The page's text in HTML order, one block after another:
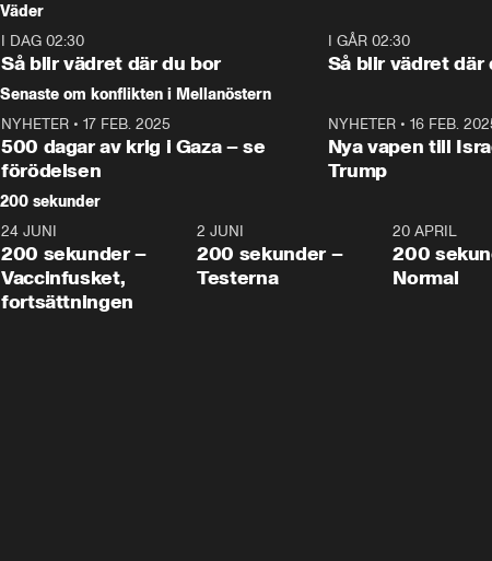
tonårsutvisningarna och hur
Moderaterna ska locka
väljare till valet i höst.
Väder
I DAG 02:30
Så blir vädret där du bor
I GÅR 02:30
Så blir vädret där
Senaste om konflikten i Mellanöstern
NYHETER • 17 FEB. 2025
500 dagar av krig i Gaza – se
förödelsen
NYHETER• 16 FEB.
Nya vapen till
Trump
200 sekunder
5:00
24 JUNI
200 sekunder –
Vaccinfusket,
fortsättningen
4:23
2 JUNI
200 sekunder –
Testerna
20 APRIL
200
Normal